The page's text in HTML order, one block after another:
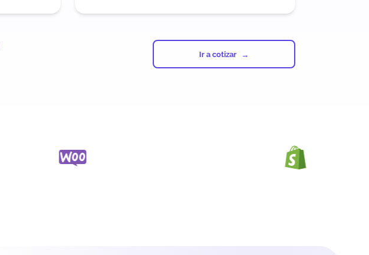
Ir a cotizar